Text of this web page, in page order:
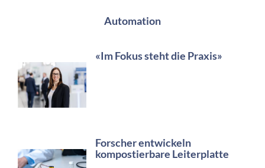
Automation
«Im Fokus steht die Praxis»
Forscher entwickeln
kompostierbare Leiterplatte